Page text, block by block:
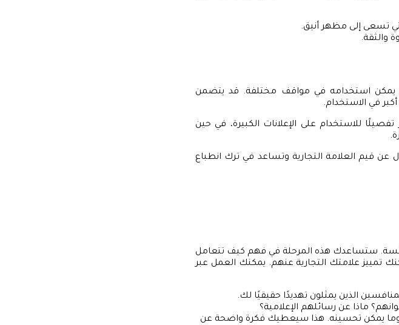
تسعى إلى مظهر أنيق.
والثقة.
يمكن استخدامه في مواقف مختلفة. قد يتضمن
في الاستخدام.
للاستخدام على الإعلانات الكبيرة، في حين
قيم العلامة التجارية وتساعد في ترك انطباع
ستساعدك هذه المرحلة في فهم كيف تتعامل
تمييز علامتك التجارية عنهم. يمكنك العمل عبر
الذين يمثلون تهديدًا حقيقيًا لك.
ماذا عن رسائلهم الإعلامية؟
وما يمكن تحسينه. هذا سيعطيك فكرة واضحة عن